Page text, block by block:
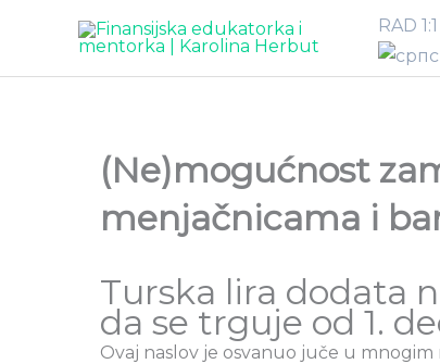
sadržaj
RAD 1:1
(Ne)mogućnost
menjačnicama i
Turska lira dodata
da se trguje od 1.
Ovaj naslov je osvanuo juče u